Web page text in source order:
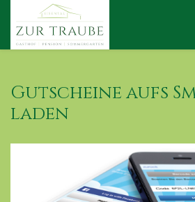
Gutscheine aufs
laden